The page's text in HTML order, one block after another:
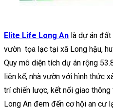
Elite Life Long An là dự án đất
vườn tọa lạc tại xã Long hậu,
Quy mô diện tích dự án rộng
liên kế, nhà vườn với hình thức
trí chiến lược, kết nối giao
Long An đem đến cơ hội an cư